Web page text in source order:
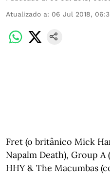
Atualizado a: 06 Jul 2018,
Fret (o britânico Mick
Napalm Death), Group
HHY & The Macumbas